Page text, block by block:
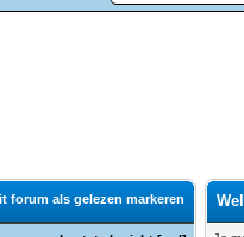
forum als gelezen markeren